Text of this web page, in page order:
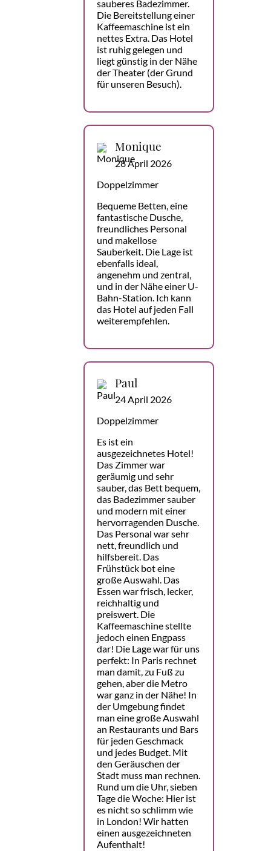
sauberes Badezimmer.
Die Bereitstellung einer
Kaffeemaschine ist ein
nettes Extra. Das Hotel
ist ruhig gelegen und
liegt günstig in der Nähe
der Theater (der Grund
für unseren Besuch).
Monique
28 April 2026
Doppelzimmer
Bequeme Betten, eine
fantastische Dusche,
freundliches Personal
und makellose
Sauberkeit. Die Lage ist
ebenfalls ideal,
angenehm und zentral,
und in der Nähe einer U-
Bahn-Station. Ich kann
das Hotel auf jeden Fall
weiterempfehlen.
Paul
24 April 2026
Doppelzimmer
Es ist ein
ausgezeichnetes Hotel!
Das Zimmer war
geräumig und sehr
sauber, das Bett bequem,
das Badezimmer sauber
und modern mit einer
hervorragenden Dusche.
Das Personal war sehr
nett, freundlich und
hilfsbereit. Das
Frühstück bot eine
große Auswahl. Das
Essen war frisch, lecker,
reichhaltig und
preiswert. Die
Kaffeemaschine stellte
jedoch einen Engpass
dar! Die Lage war für uns
perfekt: In Paris rechnet
man damit, zu Fuß zu
gehen, aber die Metro
war ganz in der Nähe! In
der Umgebung findet
man eine große Auswahl
an Restaurants und Bars
für jeden Geschmack
und jedes Budget. Mit
den Geräuschen der
Stadt muss man rechnen.
Rund um die Uhr, sieben
Tage die Woche: Hier ist
es nicht so schlimm wie
in London! Wir hatten
einen ausgezeichneten
Aufenthalt!